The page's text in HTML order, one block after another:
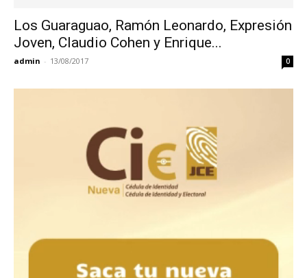
Los Guaraguao, Ramón Leonardo, Expresión
Joven, Claudio Cohen y Enrique...
admin - 13/08/2017 0